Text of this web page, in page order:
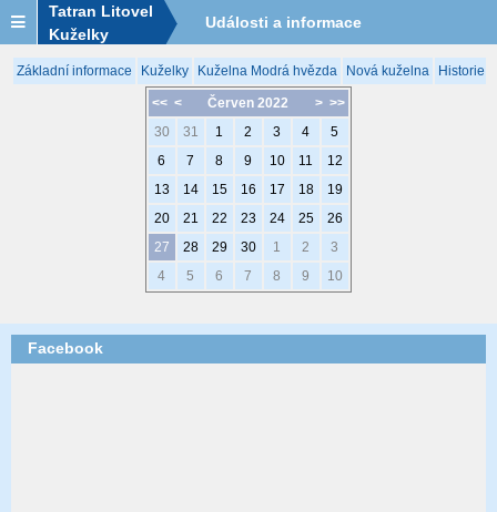
Tatran Litovel
Kuželky
Události a informace
Základní informace Kuželky Kuželna Modrá hvězda Nová kuželna Historie
<< < > >>
Červen 2022
30
31 1 2 3 4
5
6
7 8 9 10 11
12
13
14 15 16 17 18
19
20
21 22 23 24 25
26
27
28 29 30 1 2
3
4
5 6 7 8 9 10
Facebook